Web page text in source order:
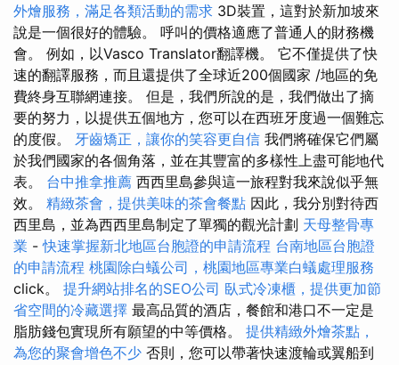
外燴服務，滿足各類活動的需求 3D裝置，這對於新加坡來
說是一個很好的體驗。 呼叫的價格適應了普通人的財務機
會。 例如，以Vasco Translator翻譯機。 它不僅提供了快
速的翻譯服務，而且還提供了全球近200個國家 /地區的免
費終身互聯網連接。 但是，我們所說的是，我們做出了摘
要的努力，以提供五個地方，您可以在西班牙度過一個難忘
的度假。 牙齒矯正，讓你的笑容更自信 我們將確保它們屬
於我們國家的各個角落，並在其豐富的多樣性上盡可能地代
表。 台中推拿推薦 西西里島參與這一旅程對我來說似乎無
效。 精緻茶會，提供美味的茶會餐點 因此，我分別對待西
西里島，並為西西里島制定了單獨的觀光計劃 天母整骨專
業 -快速掌握新北地區台胞證的申請流程 台南地區台胞證
的申請流程 桃園除白蟻公司，桃園地區專業白蟻處理服務
click。 提升網站排名的SEO公司 臥式冷凍櫃，提供更加節
省空間的冷藏選擇 最高品質的酒店，餐館和港口不一定是
脂肪錢包實現所有願望的中等價格。 提供精緻外燴茶點，
為您的聚會增色不少 否則，您可以帶著快速渡輪或翼船到